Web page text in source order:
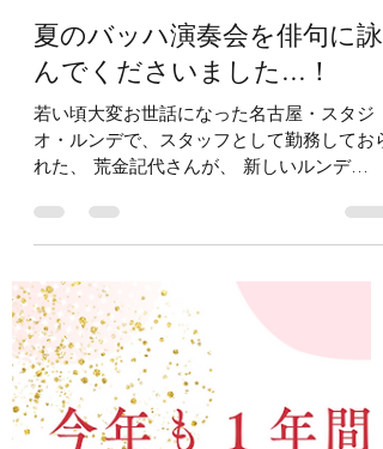
ー」 などなど 練習中も思い出しては 立ち止
まり、 自分の音と向き合っているようで
す。 バイオリンの
導や伝え方などを見直しながら、引き続き頑
張ります。 今年もどうぞよろしくお願い申
し上げますm(_ _)m
浅野千恵
2025年12月31日
読了時間: 1分
夏のバッハ演奏会を俳句に詠
んでくださいました...！
若い頃大変お世話になった名古屋・スタジ
オ・ルンデで、スタッフとして勤務しておら
(Halle Runde)で開催した、夏のバッハの無伴
奏演奏会にお越しくださり、約25年ぶりに
お会いできただけでなく、 この時のご感想
を、素敵な俳句に詠んでくださり、それだけ
でもただただ感謝の気持ちでしたのに、更に
額にまで入れて、お贈りくださり、感謝を通
り越して、言葉にならないほど感激しまし
た...！ 目に見えない音楽を、こうして素晴